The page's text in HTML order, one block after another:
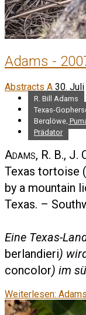
Adams -
Abstracts A 30.
R. Bill Adams
Texas-
Berglöwe,
Prädator
Adams, R. B., J.
Texas tortoise (
by a mountain
Texas. –
Eine Texas-
berlandieri)
concolor) im
Weiterlesen: